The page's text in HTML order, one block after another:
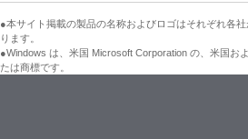
●本サイト掲載の製品の名称およびロゴはそれぞれ各
ります。
●Windows は、米国 Microsoft Corporation の、米国お
たは商標です。